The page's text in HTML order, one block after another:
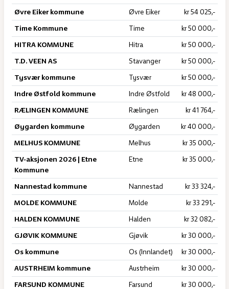
Øvre Eiker kommune Øvre Eiker kr 54 025,-
Time Kommune Time kr 50 000,-
HITRA KOMMUNE Hitra kr 50 000,-
T.D. VEEN AS Stavanger kr 50 000,-
Tysvær kommune Tysvær kr 50 000,-
Indre Østfold kommune Indre Østfold kr 48 000,-
RÆLINGEN KOMMUNE Rælingen kr 41 764,-
Øygarden kommune Øygarden kr 40 000,-
MELHUS KOMMUNE Melhus kr 35 000,-
TV-aksjonen 2026 | Etne
Kommune
Etne kr 35 000,-
Nannestad kommune Nannestad kr 33 324,-
MOLDE KOMMUNE Molde kr 33 291,-
HALDEN KOMMUNE Halden kr 32 082,-
GJØVIK KOMMUNE Gjøvik kr 30 000,-
Os kommune Os (Innlandet) kr 30 000,-
AUSTRHEIM kommune Austrheim kr 30 000,-
FARSUND KOMMUNE Farsund kr 30 000,-